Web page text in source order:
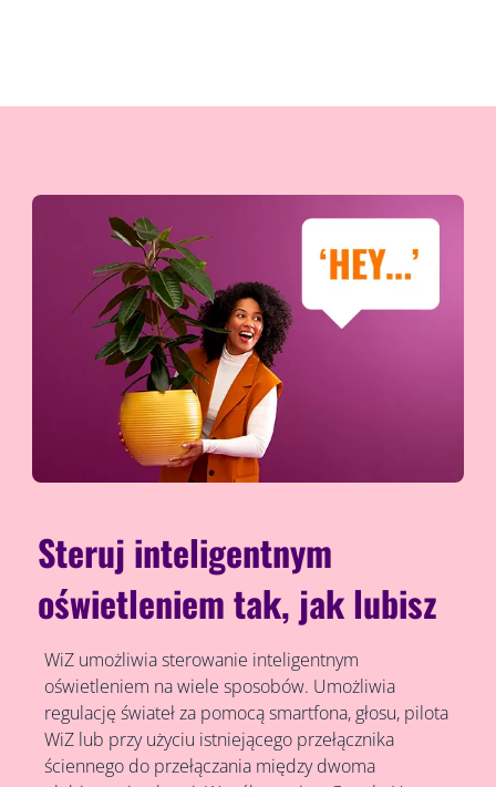
Steruj inteligentnym
oświetleniem tak, jak lubisz
WiZ umożliwia sterowanie inteligentnym
oświetleniem na wiele sposobów. Umożliwia
regulację świateł za pomocą smartfona, głosu, pilota
WiZ lub przy użyciu istniejącego przełącznika
ściennego do przełączania między dwoma